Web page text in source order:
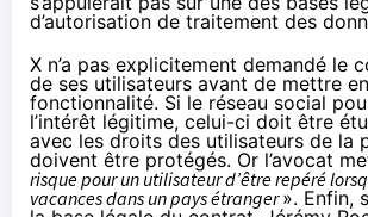
d’autorisation de traitement des
X n’a pas explicitement demandé le
de ses utilisateurs avant de mettre
fonctionnalité. Si le réseau social
l’intérêt légitime, celui-ci doit être
avec les droits des utilisateurs de la
doivent être protégés. Or l’avocat
risque pour un utilisateur d’être repéré
vacances dans un pays étranger». Enfin,